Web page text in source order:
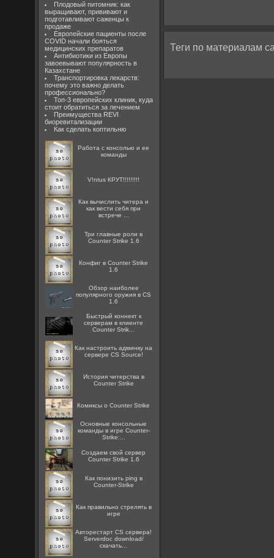
Плодовый питомник: как
выращивают, прививают и
подготавливают саженцы к
продаже
Европейские пациенты после
COVID начали бояться
медицинских препаратов
Антибиотики из Европы
завоевывают популярность в
Казахстане
Транспортировка лекарств:
почему это важно делать
профессионально?
Топ-3 европейских клиник, куда
стоит обратиться за лечением
Преимущества REVI
биоревитализации
Как сделать коптильню
Работа с консолью и ее
команды
V!ntus КРУТ!!!!!!!!!
Как вычислить читера и
как вести себя при
встрече ...
Три главные роли в
Counter Strike 1.6
Конфиг в Counter Strike
1.6
Обзор наиболее
популярного оружия в CS
1.6
Быстрый коннект к
серверам в клиенте
Counter Strik...
Как настроить админку на
сервере CS Source!
История читерства в
Counter Strike
Комиксы о Counter Strike
Основные консольные
команды в игре Counter-
Strike:...
Создаем свой сервер
Counter Strike 1.6
Как понизить ping в
Counter-Strike
Как правильно стрелять в
игре
Авторестарт CS сервера!
Serverdoc download/
скачать...
Теги по материалам